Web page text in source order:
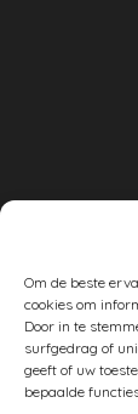
Om de beste
cookies om
Door in te
surfgedrag of
geeft of uw
bepaalde
Brand